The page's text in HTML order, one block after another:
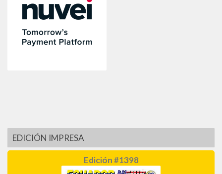
EDICIÓN IMPRESA
Edición #1398